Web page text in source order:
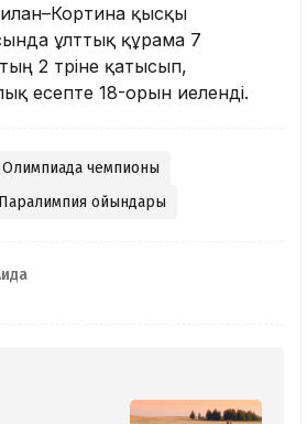
қысқы
ұлттық құрама 7
2 түріне қатысып,
есепте 18-орын иеленді.
Олимпиада чемпионы
Паралимпия ойындары